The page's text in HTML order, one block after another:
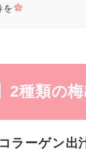
を
2種類の
ラーゲン出